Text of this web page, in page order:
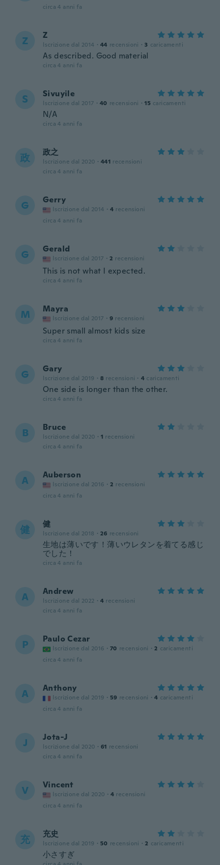
circa 4 anni fa
Z Z
Iscrizione dal 2014 · 44 recensioni · 3 caricamenti
As described. Good material
circa 4 anni fa
S Sivuyile
Iscrizione dal 2017 · 40 recensioni · 15 caricamenti
N/A
circa 4 anni fa
政 政之
Iscrizione dal 2020 · 441 recensioni
circa 4 anni fa
G Gerry
Iscrizione dal 2014 · 4 recensioni
circa 4 anni fa
G Gerald
Iscrizione dal 2017 · 2 recensioni
This is not what I expected.
circa 4 anni fa
M Mayra
Iscrizione dal 2017 · 9 recensioni
Super small almost kids size
circa 4 anni fa
G Gary
Iscrizione dal 2019 · 8 recensioni · 4 caricamenti
One side is longer than the other.
circa 4 anni fa
B Bruce
Iscrizione dal 2020 · 1 recensioni
circa 4 anni fa
A Auberson
Iscrizione dal 2016 · 2 recensioni
circa 4 anni fa
健 健
Iscrizione dal 2018 · 26 recensioni
生地は薄いです！薄いウレタンを着てる感じ
でした！
circa 4 anni fa
A Andrew
Iscrizione dal 2022 · 4 recensioni
circa 4 anni fa
P Paulo Cezar
Iscrizione dal 2016 · 70 recensioni · 2 caricamenti
circa 4 anni fa
A Anthony
Iscrizione dal 2019 · 59 recensioni · 4 caricamenti
circa 4 anni fa
J Jota-J
Iscrizione dal 2020 · 61 recensioni
circa 4 anni fa
V Vincent
Iscrizione dal 2020 · 4 recensioni
circa 4 anni fa
充 充史
Iscrizione dal 2019 · 50 recensioni · 2 caricamenti
小さすぎ